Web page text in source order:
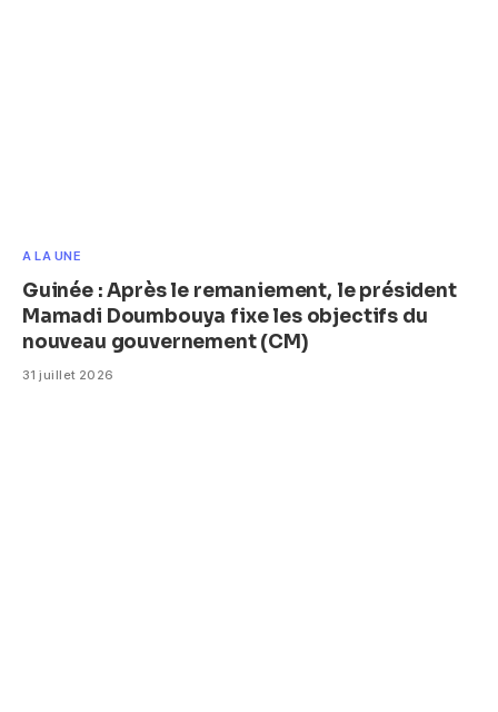
A LA UNE
Guinée : Après le remaniement, le président
Mamadi Doumbouya fixe les objectifs du
nouveau gouvernement (CM)
31 juillet 2026